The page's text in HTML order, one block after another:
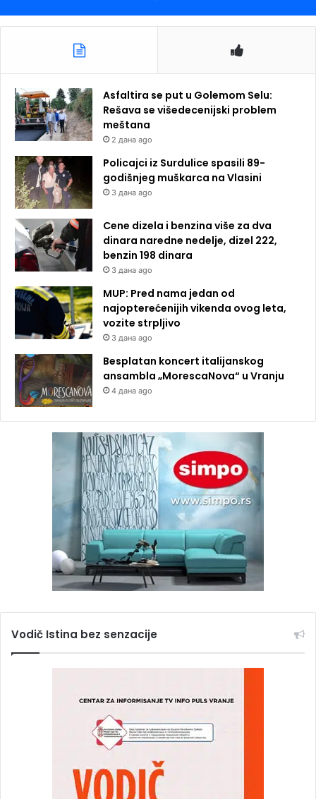
Asfaltira se put u Golemom Selu:
Rešava se višedecenijski problem
meštana
2 дана ago
Policajci iz Surdulice spasili 89-
godišnjeg muškarca na Vlasini
3 дана ago
Cene dizela i benzina više za dva
dinara naredne nedelje, dizel 222,
benzin 198 dinara
3 дана ago
MUP: Pred nama jedan od
najopterećenijih vikenda ovog leta,
vozite strpljivo
3 дана ago
Besplatan koncert italijanskog
ansambla „MorescaNova“ u Vranju
4 дана ago
Vodič Istina bez senzacije